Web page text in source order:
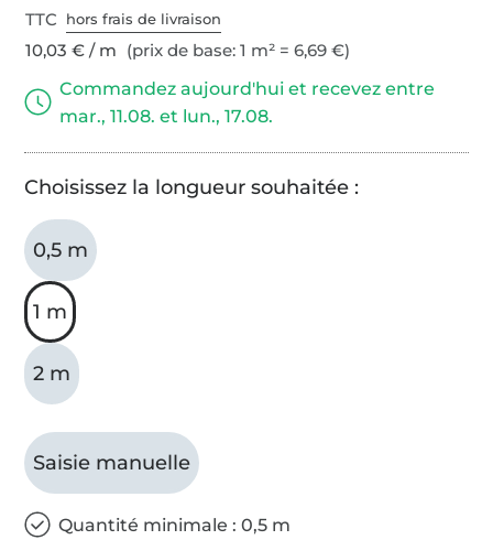
TTC hors frais de livraison
10,03 € / m (prix de base: 1 m² = 6,69 €)
Commandez aujourd'hui et recevez entre
mar., 11.08. et lun., 17.08.
Choisissez la longueur souhaitée :
0,5 m
1 m
2 m
Saisie manuelle
Quantité minimale : 0,5 m